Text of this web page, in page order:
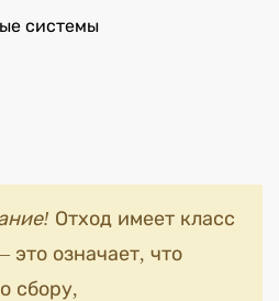
системы
Отход имеет класс
это означает, что
сбору,